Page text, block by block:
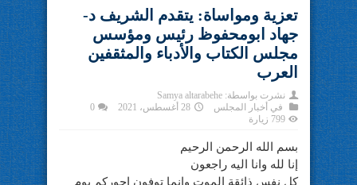
تعزية ومواساة: يتقدم الشريف د-
جهاد ابومحفوظ رئيس ومؤسس
مجلس الكتاب والأدباء والمثقفين
العرب
نشرت بواسطة: Samya altarabehe
في أخبار المجلس 28 أغسطس، 2021
0
799 زيارة
بسم الله الرحمن الرحيم
إنا لله وانا اليه راجعون
كل نفس ذائقة الموت وانما توفون اجوركم يوم